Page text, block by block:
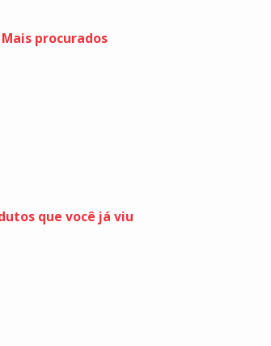
Mais procurados
que você já viu